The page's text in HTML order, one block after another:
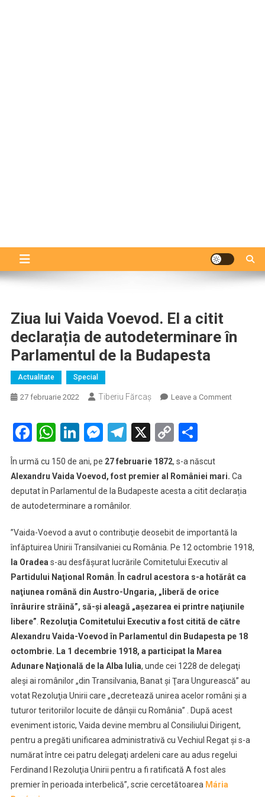
Ziua lui Vaida Voevod. El a citit
declarația de autodeterminare în
Parlamentul de la Budapesta
Actualitate Special
27 februarie 2022 Tiberiu Fărcaş Leave a Commenton
a
citit
în
de
Facebook
WhatsApp
LinkedIn
Messenger
Telegram
X Copy
În urmă cu 150 de ani, pe 27 februarie 1872, s-a născut
Alexandru Vaida Voevod, fost premier al României mari. Ca
deputat în Parlamentul de la Budapeste acesta a citit declarația
de autodeterminare a românilor.
”Vaida-Voevod a avut o contribuţie deosebit de importantă la
înfăptuirea Unirii Transilvaniei cu România. Pe 12 octombrie 1918,
la Oradeas-au desfăşurat lucrările Comitetului Executiv al
Partidului Naţional Român. În cadrul acestora s-a hotărât ca
naţiunea română din Austro-Ungaria, „liberă de orice
înrâurire străină”, să-şi aleagă „aşezarea ei printre naţiunile
libere”. Rezoluţia Comitetului Executiv a fost citită de către
Alexandru Vaida-Voevod în Parlamentul din Budapesta pe 18
octombrie. La 1 decembrie 1918, a participat la Marea
Adunare Naţională de la Alba Iulia, unde cei 1228 de delegaţi
aleşi ai românilor „din Transilvania, Banat şi Ţara Ungurească” au
votat Rezoluţia Unirii care „decretează unirea acelor români şi a
tuturor teritoriilor locuite de dânşii cu România” . După acest
eveniment istoric, Vaida devine membru al Consiliului Dirigent,
pentru a pregăti unificarea administrativă cu Vechiul Regat şi s-a
numărat între cei patru delegaţi ardeleni care au adus regelui
Ferdinand I Rezoluţia Unirii pentru a fi ratificată A fost ales
premier în perioada interbelică”, scrie cercetătoarea Mária